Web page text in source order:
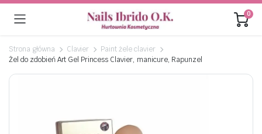
0
Strona główna Clavier
Paint żele clavier
Żel do zdobień Art Gel Princess Clavier, manicure, Rapunzel